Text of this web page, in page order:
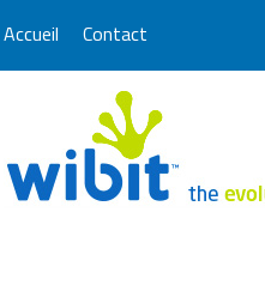
Accueil Contact